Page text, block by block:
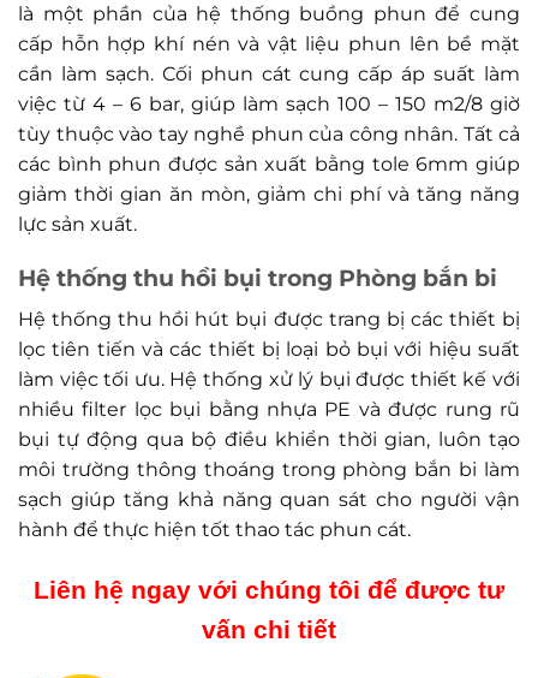
là một phần của hệ thống buồng phun để cung
cấp hỗn hợp khí nén và vật liệu phun lên bề mặt
cần làm sạch. Cối phun cát cung cấp áp suất làm
việc từ 4 – 6 bar, giúp làm sạch 100 – 150 m2/8 giờ
tùy thuộc vào tay nghề phun của công nhân. Tất cả
các bình phun được sản xuất bằng tole 6mm giúp
giảm thời gian ăn mòn, giảm chi phí và tăng năng
lực sản xuất.
Hệ thống thu hồi bụi trong Phòng bắn bi
Hệ thống thu hồi hút bụi được trang bị các thiết bị
lọc tiên tiến và các thiết bị loại bỏ bụi với hiệu suất
làm việc tối ưu. Hệ thống xử lý bụi được thiết kế với
nhiều filter lọc bụi bằng nhựa PE và được rung rũ
bụi tự động qua bộ điều khiển thời gian, luôn tạo
môi trường thông thoáng trong phòng bắn bi làm
sạch giúp tăng khả năng quan sát cho người vận
hành để thực hiện tốt thao tác phun cát.
Liên hệ ngay với chúng tôi để được tư
vấn chi tiết